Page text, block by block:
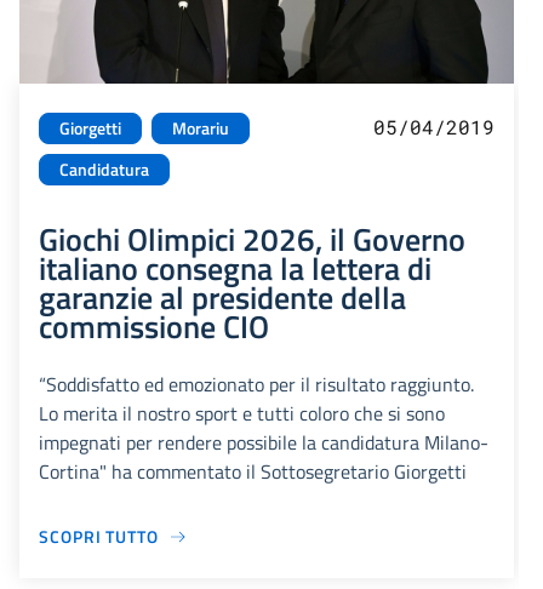
Giorgetti
Morariu
Candidatura
05/04/2019
Giochi Olimpici 2026, il Governo
italiano consegna la lettera di
garanzie al presidente della
commissione CIO
“Soddisfatto ed emozionato per il risultato raggiunto.
Lo merita il nostro sport e tutti coloro che si sono
impegnati per rendere possibile la candidatura Milano-
Cortina" ha commentato il Sottosegretario Giorgetti
SCOPRI TUTTO